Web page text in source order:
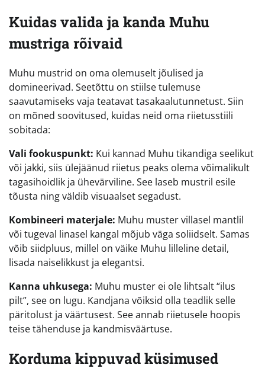
Kuidas valida ja kanda Muhu
mustriga rõivaid
Muhu mustrid on oma olemuselt jõulised ja
domineerivad. Seetõttu on stiilse tulemuse
saavutamiseks vaja teatavat tasakaalutunnetust. Siin
on mõned soovitused, kuidas neid oma riietusstiili
sobitada:
Vali fookuspunkt: Kui kannad Muhu tikandiga seelikut
või jakki, siis ülejäänud riietus peaks olema võimalikult
tagasihoidlik ja ühevärviline. See laseb mustril esile
tõusta ning väldib visuaalset segadust.
Kombineeri materjale: Muhu muster villasel mantlil
või tugeval linasel kangal mõjub väga soliidselt. Samas
võib siidpluus, millel on väike Muhu lilleline detail,
lisada naiselikkust ja elegantsi.
Kanna uhkusega: Muhu muster ei ole lihtsalt “ilus
pilt”, see on lugu. Kandjana võiksid olla teadlik selle
päritolust ja väärtusest. See annab riietusele hoopis
teise tähenduse ja kandmisväärtuse.
Korduma kippuvad küsimused